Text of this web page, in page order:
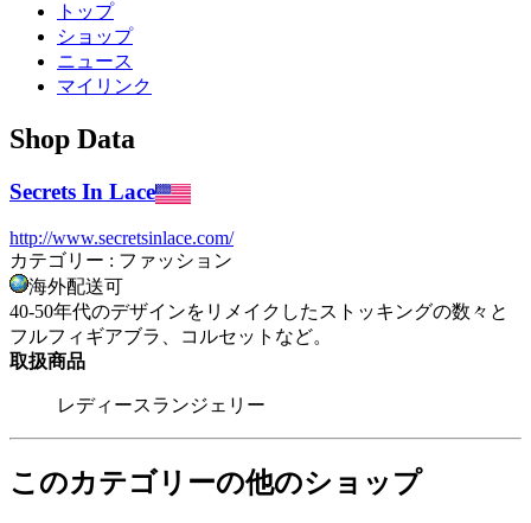
トップ
ショップ
ニュース
マイリンク
Shop Data
Secrets In Lace
http://www.secretsinlace.com/
カテゴリー : ファッション
海外配送可
40-50年代のデザインをリメイクしたストッキングの数々と
フルフィギアブラ、コルセットなど。
取扱商品
レディースランジェリー
このカテゴリーの他のショップ